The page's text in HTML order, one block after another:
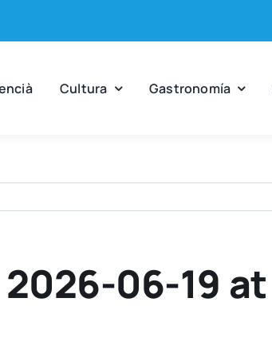
Cul­tu­ra Gas­tro­no­mía
06-19